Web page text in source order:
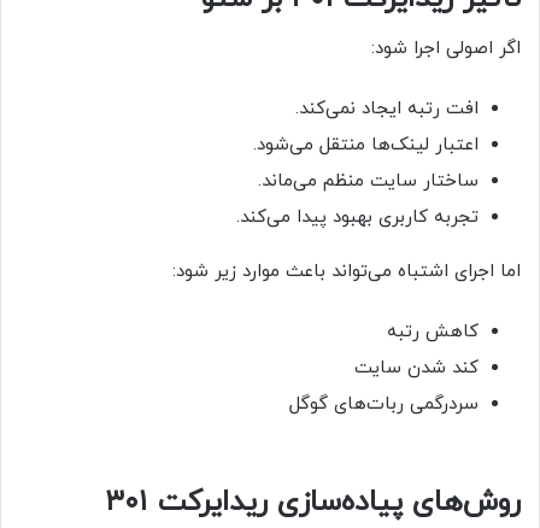
اگر اصولی اجرا شود:
افت رتبه ایجاد نمی‌کند.
اعتبار لینک‌ها منتقل می‌شود.
ساختار سایت منظم می‌ماند.
تجربه کاربری بهبود پیدا می‌کند.
اما اجرای اشتباه می‌تواند باعث موارد زیر شود:
کاهش رتبه
کند شدن سایت
سردرگمی ربات‌های گوگل
روش‌های پیاده‌سازی ریدایرکت ۳۰۱